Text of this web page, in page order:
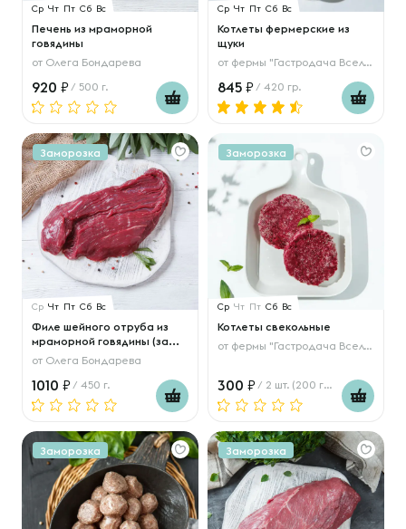
Ср Чт Пт Сб Вс
Печень из мраморной
говядины
от Олега Бондарева
920 / 500 г.
Ср Чт Пт Сб Вс
Котлеты фермерские из
щуки
от фермы "Гастродача Вселуг"
845 / 420 гр.
Заморозка
Ср Чт Пт Сб Вс
Филе шейного отруба из
мраморной говядины (за...
от Олега Бондарева
1010 / 450 г.
Заморозка
Ср Чт Пт Сб Вс
Котлеты свекольные
от фермы "Гастродача Вселуг"
300 / 2 шт. (200 гр.)
Заморозка Заморозка